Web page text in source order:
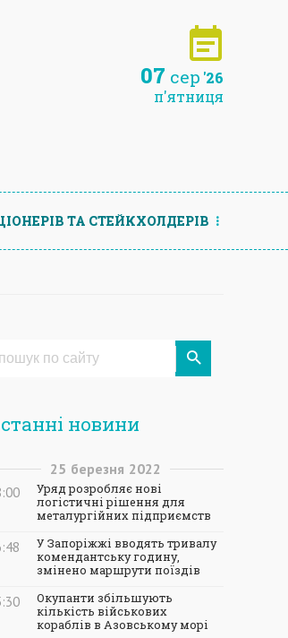
07 сер '26
п'ятниця
ТА СТЕЙКХОЛДЕРIВ
новини
25 березня 2022
Уряд розробляє нові
логістичні рішення для
металургійних підприємств
У Запоріжжі вводять тривалу
комендантську годину,
змінено маршрути поїздів
Окупанти збільшують
кількість військових
кораблів в Азовському морі